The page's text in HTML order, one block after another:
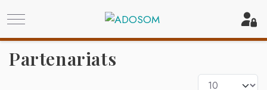
Mobile Menu Toggle
Partenariats
Afficher #